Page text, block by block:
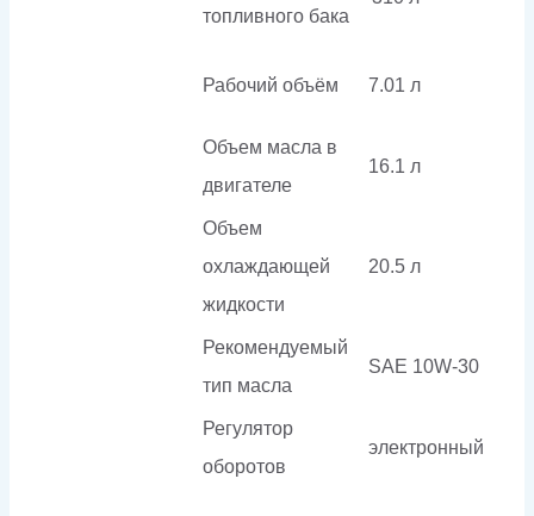
топливного бака
Рабочий объём 7.01 л
Объем масла в
двигателе
16.1 л
Объем
охлаждающей
жидкости
20.5 л
Рекомендуемый
тип масла
SAE 10W-30
Регулятор
оборотов
электронный